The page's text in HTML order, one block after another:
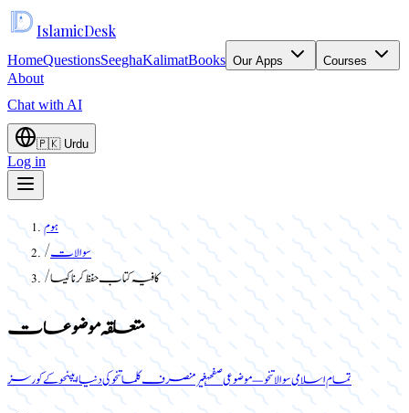
IslamicDesk
HomeQuestionsSeeghaKalimatBooks Our Apps Courses
About
Chat with AI
🇵🇰 Urdu
Log in
ہوم
/سوالات
/کافیہ کتاب حفظ کرنا کیسا
متعلقہ موضوعات
تمام اسلامی سوالاتنحو — موضوعی صفحہغیر منصرف کلماتنحو کی دنیا ایپنحو کے کورسز